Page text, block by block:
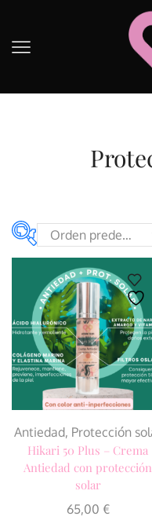
En oferta(0)
Etiquetas del
producto
color del producto
Black(0)
Blue (0)
Brown (0)
Antiedad, Protección
Hikari 50 Plus – Crema
Antiedad con protección
solar
65,00 €